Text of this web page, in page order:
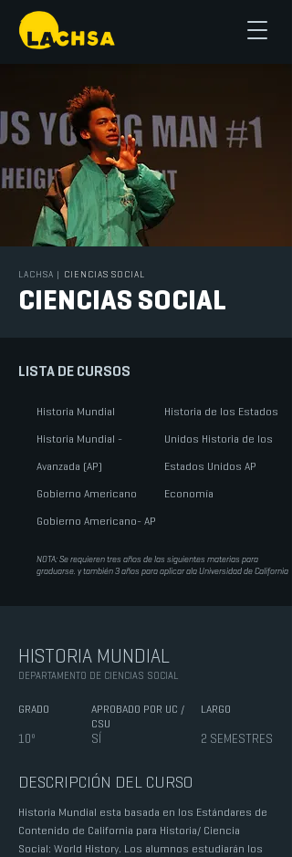
LACHSA | CIENCIAS SOCIAL
CIENCIAS SOCIAL
LISTA DE CURSOS
Historia Mundial
Historia Mundial -
Avanzada (AP)
Historia de los Estados
Unidos Historia de los
Estados Unidos AP
Gobierno Americano
Gobierno Americano- AP
Economía
NOTA: Se requieren tres años de las siguientes materias para
graduarse. y también 3 años para aplicar ala Universidad de California
HISTORIA MUNDIAL
DEPARTAMENTO DE CIENCIAS SOCIAL
GRADO
APROBADO POR UC /
CSU
LARGO
10º SÍ 2 SEMESTRES
DESCRIPCIÓN DEL CURSO
Historia Mundial esta basada en los Estándares de
Contenido de California para Historia/ Ciencia
Social: World History. Los alumnos estudiarán los